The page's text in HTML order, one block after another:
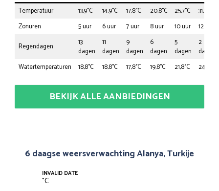
Temperatuur
13,9°C 14,9°C 17,8°C 20,8°C 25,7°C
31,7°C
Zonuren
5 uur 6 uur 7 uur 8 uur 10 uur
12 uur
Regendagen
13
dagen
11
dagen
9
dagen
6
dagen
5
dagen
2
dagen
Watertemperaturen
18,8°C 18,8°C 17,8°C 19,8°C 21,8°C 24,8°C
BEKIJK ALLE AANBIEDINGEN
6 daagse weersverwachting Alanya, Turkije
INVALID DATE
°C